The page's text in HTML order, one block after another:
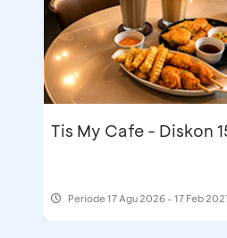
Tis My Cafe - Diskon
Periode17 Agu 2026 - 17 Feb